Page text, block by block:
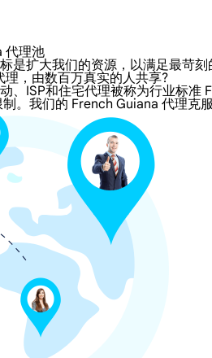
代理池
是扩大我们的资源，以满足最苛
，由数百万真实的人共享?
、ISP和住宅代理被称为行业标
。我们的 French Guiana 代理克